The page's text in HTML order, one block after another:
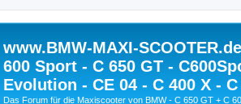
www.BMW-MAXI-
600 Sport - C 650 GT -
Evolution - CE 04 - C 400 X - C
Das Forum für die Maxiscooter von BMW - C 650 GT + C